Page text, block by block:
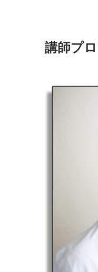
講師プ